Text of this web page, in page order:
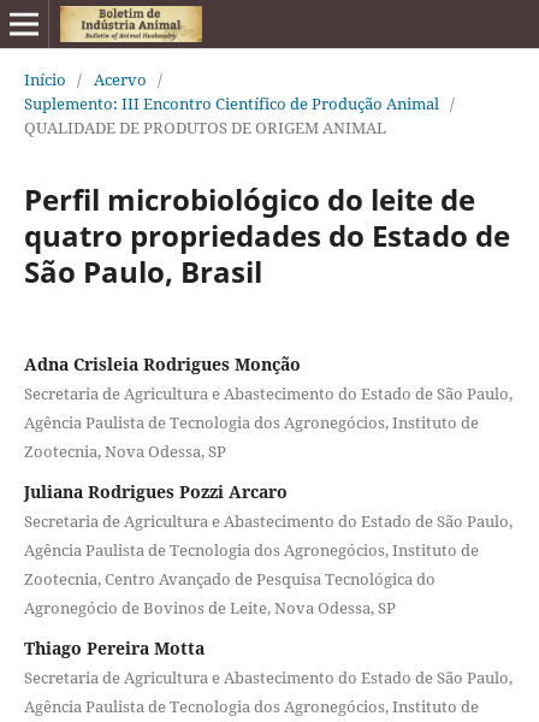
Início / Acervo /
Suplemento: III Encontro Científico de Produção Animal /
QUALIDADE DE PRODUTOS DE ORIGEM ANIMAL
Perfil microbiológico do leite de
quatro propriedades do Estado de
São Paulo, Brasil
Adna Crisleia Rodrigues Monção
Secretaria de Agricultura e Abastecimento do Estado de São Paulo,
Agência Paulista de Tecnologia dos Agronegócios, Instituto de
Zootecnia, Nova Odessa, SP
Juliana Rodrigues Pozzi Arcaro
Secretaria de Agricultura e Abastecimento do Estado de São Paulo,
Agência Paulista de Tecnologia dos Agronegócios, Instituto de
Zootecnia, Centro Avançado de Pesquisa Tecnológica do
Agronegócio de Bovinos de Leite, Nova Odessa, SP
Thiago Pereira Motta
Secretaria de Agricultura e Abastecimento do Estado de São Paulo,
Agência Paulista de Tecnologia dos Agronegócios, Instituto de